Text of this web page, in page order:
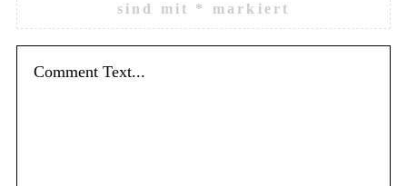
sind mit * markiert